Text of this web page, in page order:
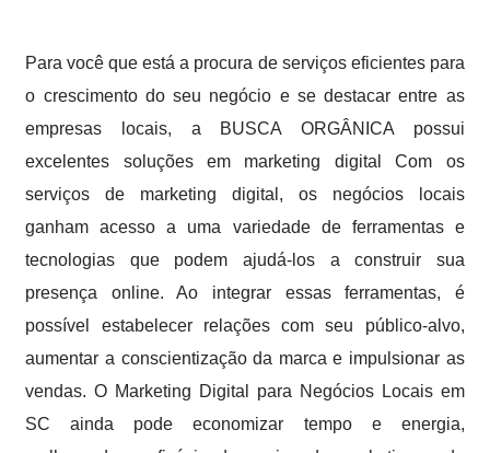
Para você que está a procura de serviços eficientes para
o crescimento do seu negócio e se destacar entre as
empresas locais, a BUSCA ORGÂNICA possui
excelentes soluções em marketing digital Com os
serviços de marketing digital, os negócios locais
ganham acesso a uma variedade de ferramentas e
tecnologias que podem ajudá-los a construir sua
presença online. Ao integrar essas ferramentas, é
possível estabelecer relações com seu público-alvo,
aumentar a conscientização da marca e impulsionar as
vendas. O Marketing Digital para Negócios Locais em
SC ainda pode economizar tempo e energia,